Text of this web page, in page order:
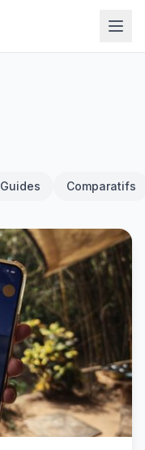
Guides Comparatifs